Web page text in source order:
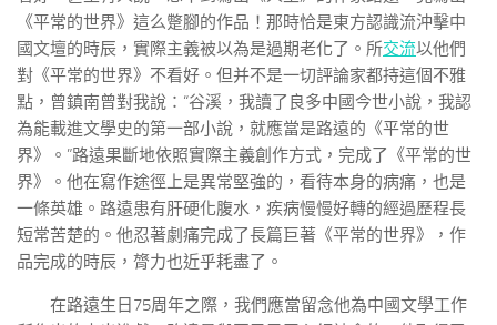
《平常的世界》這么蹩腳的作品！那時恰是東方認識流沖擊中
國文壇的時辰，實際主義被以為是過期老化了。所交流以他們
對《平常的世界》不看好。但并不是一切評論家都持這個不雅
點，曾鎮南曾對我說：“谷溪，我讀了良多中國今世小說，我認
為能載進文學史的第一部小說，就應當是路遠的《平常的世
界》。”路遠果斷地依照實際主義創作方式，完成了《平常的世
界》。他在寫作途徑上是異常堅強的，看待本身的病痛，也是
一條英雄。路遠患有肝硬化腹水，疾病慢慢好轉的經過歷程長
短常苦楚的。他忍著劇痛完成了長篇巨著《平常的世界》，作
品完成的時辰，膂力也近乎耗盡了。
在路遠生日75周年之際，我們應當留念他為中國文學工作